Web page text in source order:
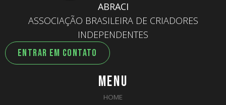
ABRACI
ASSOCIAÇÃO BRASILEIRA DE CRIADORES
INDEPENDENTES
ENTRAR EM CONTATO
MENU
HOME